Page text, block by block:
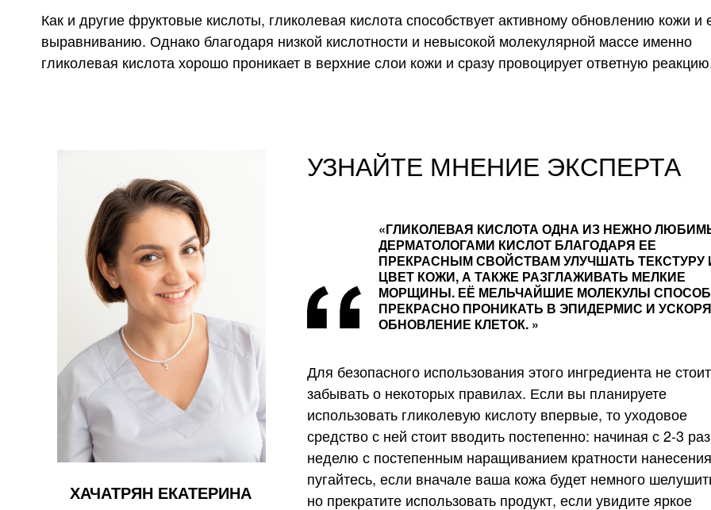
Как и другие фруктовые кислоты, гликолевая кислота способствует активному обновлению кожи и
выравниванию. Однако благодаря низкой кислотности и невысокой молекулярной массе именно
гликолевая кислота хорошо проникает в верхние слои кожи и сразу провоцирует ответную
ХАЧАТРЯН ЕКАТЕРИНА
УЗНАЙТЕ МНЕНИЕ ЭКСПЕРТА
«ГЛИКОЛЕВАЯ КИСЛОТА ОДНА ИЗ НЕЖНО
ДЕРМАТОЛОГАМИ КИСЛОТ БЛАГОДАРЯ ЕЕ
ПРЕКРАСНЫМ СВОЙСТВАМ УЛУЧШАТЬ ТЕКСТУРУ
ЦВЕТ КОЖИ, А ТАКЖЕ РАЗГЛАЖИВАТЬ МЕЛКИЕ
МОРЩИНЫ. ЕЁ МЕЛЬЧАЙШИЕ МОЛЕКУЛЫ
ПРЕКРАСНО ПРОНИКАТЬ В ЭПИДЕРМИС И
ОБНОВЛЕНИЕ КЛЕТОК. »
Для безопасного использования этого ингредиента не стоит
забывать о некоторых правилах. Если вы планируете
использовать гликолевую кислоту впервые, то уходовое
средство с ней стоит вводить постепенно: начиная с 2-3
неделю с постепенным наращиванием кратности
пугайтесь, если вначале ваша кожа будет немного
но прекратите использовать продукт, если увидите яркое